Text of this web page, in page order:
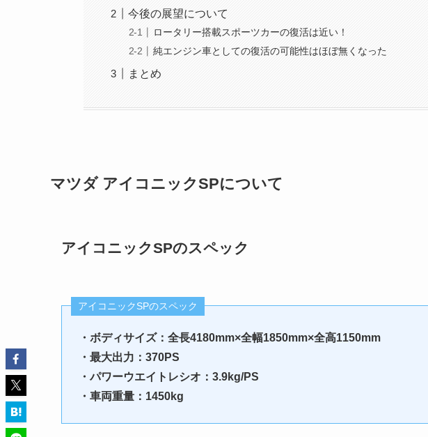
今後の展望について
ロータリー搭載スポーツカーの復活は近い！
純エンジン車としての復活の可能性はほぼ無くなった
まとめ
マツダ アイコニックSPについて
アイコニックSPのスペック
アイコニックSPのスペック
・ボディサイズ：全長4180mm×全幅1850mm×全高1150mm
・最大出力：370PS
・パワーウエイトレシオ：3.9kg/PS
・車両重量：1450kg